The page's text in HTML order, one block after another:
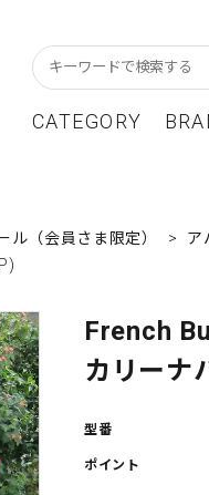
CATEGORY
トレット
ル（会員さま限定） >
ア
French
カリーナ
型番
ポイント